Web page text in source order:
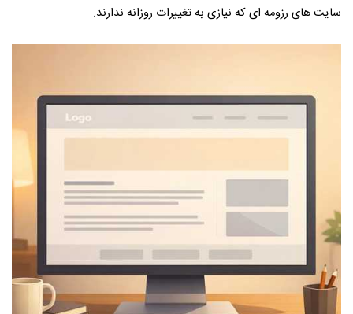
سایت ‌های رزومه‌ ای که نیازی به تغییرات روزانه ندارند.